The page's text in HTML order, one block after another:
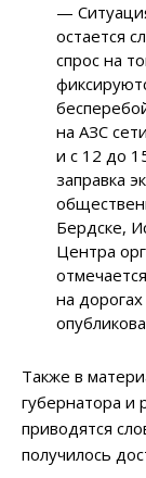
—
остается
спрос на
на АЗС
и с 12 до
заправка
Бердске,
Центра
на
Также в
губернатора и
приводятся
получилось